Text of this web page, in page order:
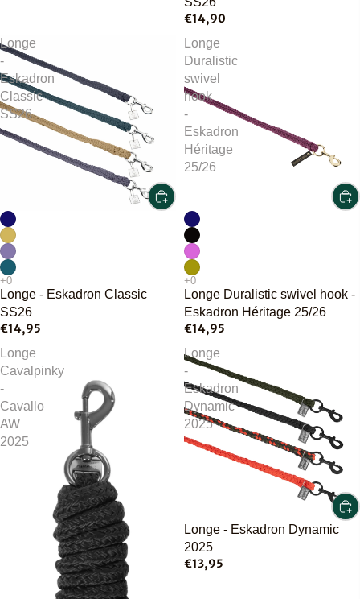
€14,90
Longe
-
Eskadron
Classic
SS26
Longe - Eskadron Classic
SS26
€14,95
Longe
Duralistic
swivel
hook
-
Eskadron
Héritage
25/26
Longe Duralistic swivel hook -
Eskadron Héritage 25/26
€14,95
Longe
Cavalpinky
-
Cavallo
AW
2025
Longe
-
Eskadron
Dynamic
2025
Longe - Eskadron Dynamic
2025
€13,95